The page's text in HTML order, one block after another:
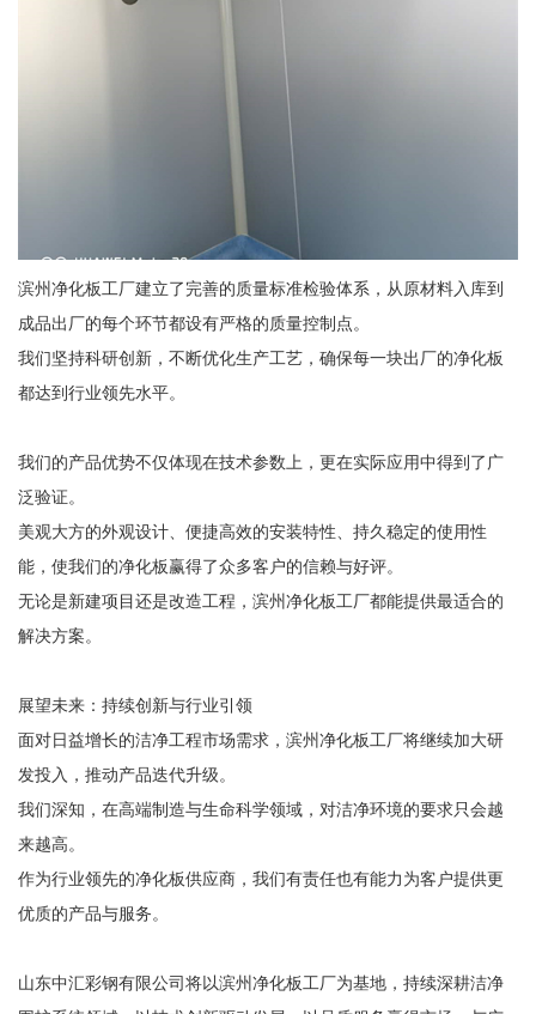
滨州净化板工厂建立了完善的质量标准检验体系，从原材料入库到
成品出厂的每个环节都设有严格的质量控制点。
我们坚持科研创新，不断优化生产工艺，确保每一块出厂的净化板
都达到行业领先水平。
我们的产品优势不仅体现在技术参数上，更在实际应用中得到了广
泛验证。
美观大方的外观设计、便捷高效的安装特性、持久稳定的使用性
能，使我们的净化板赢得了众多客户的信赖与好评。
无论是新建项目还是改造工程，滨州净化板工厂都能提供最适合的
解决方案。
展望未来：持续创新与行业引领
面对日益增长的洁净工程市场需求，滨州净化板工厂将继续加大研
发投入，推动产品迭代升级。
我们深知，在高端制造与生命科学领域，对洁净环境的要求只会越
来越高。
作为行业领先的净化板供应商，我们有责任也有能力为客户提供更
优质的产品与服务。
山东中汇彩钢有限公司将以滨州净化板工厂为基地，持续深耕洁净